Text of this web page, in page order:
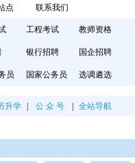
点 联系我们
工程考试 教师资格
银行招聘 国企招聘
员 国家公务员 选调遴选
升学 公 众 号 全站导航